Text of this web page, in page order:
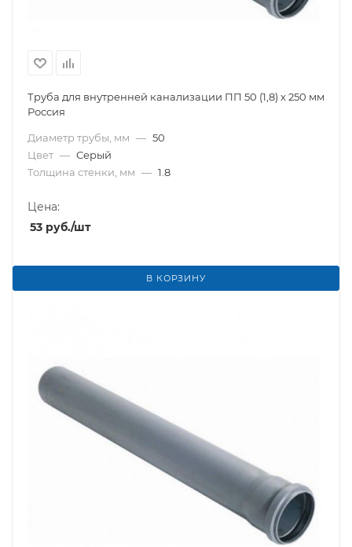
Труба для внутренней канализации ПП 50 (1,8) х 250 мм
Россия
Диаметр трубы, мм — 50
Цвет — Серый
Толщина стенки, мм — 1.8
Цена:
53 руб./шт
В КОРЗИНУ